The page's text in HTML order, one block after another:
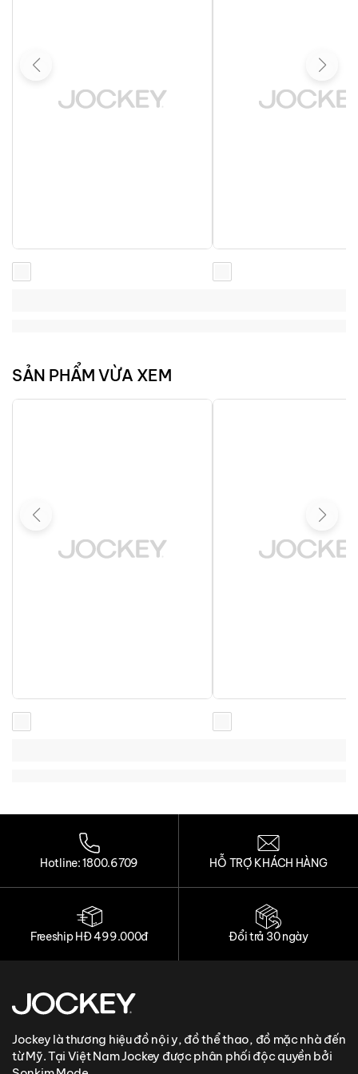
SẢN PHẨM VỪA XEM
Hotline: 1800.6709 HỖ TRỢ KHÁCH HÀNG
Freeship HĐ 499.000đ Đổi trả 30 ngày
Jockey là thương hiệu đồ nội y, đồ thể thao, đồ mặc nhà đến
từ Mỹ. Tại Việt Nam Jockey được phân phối độc quyền bởi